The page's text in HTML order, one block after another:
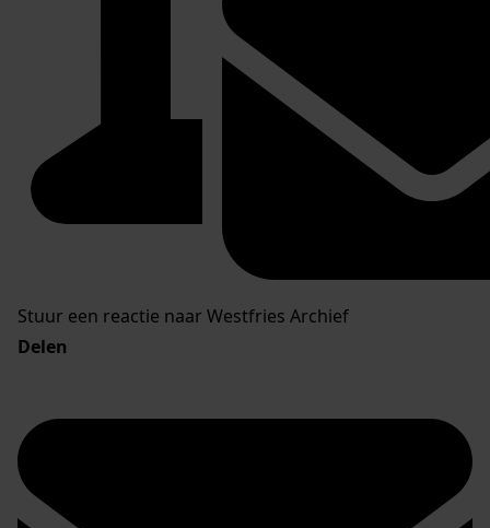
Stuur een reactie naar Westfries Archief
Delen